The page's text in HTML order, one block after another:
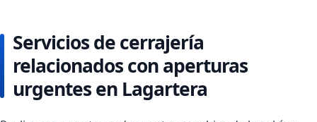
Servicios de cerrajería
relacionados con aperturas
urgentes en Lagartera